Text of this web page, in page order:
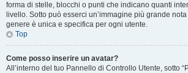
forma di stelle, blocchi o punti che indicano quanti
livello. Sotto può esserci un’immagine più grande
genere è unica e specifica per ogni utente.
Top
Come posso inserire un avatar?
All’interno del tuo Pannello di Controllo Utente, sotto